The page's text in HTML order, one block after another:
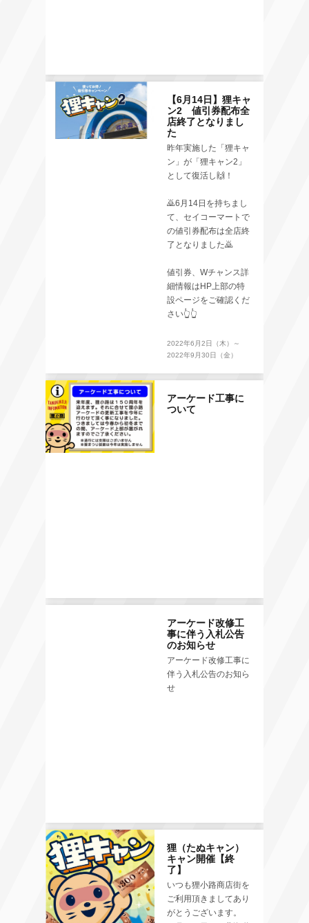
【6月14日】狸キャ
ン2 値引券配布全
店終了となりまし
た
昨年実施した「狸キャ
ン」が「狸キャン2」
として復活し🙌！
🙇6月14日を持ちまし
て、セイコーマートで
の値引券配布は全店終
了となりました🙇
値引券、Wチャンス詳
細情報はHP上部の特
設ページをご確認くだ
さい👆👆
2022年6月2日（木）～
2022年9月30日（金）
アーケード工事に
ついて
アーケード改修工
事に伴う入札公告
のお知らせ
アーケード改修工事に
伴う入札公告のお知ら
せ
狸（たぬキャン）
キャン開催【終
了】
いつも狸小路商店街を
ご利用頂きましてあり
がとうございます。